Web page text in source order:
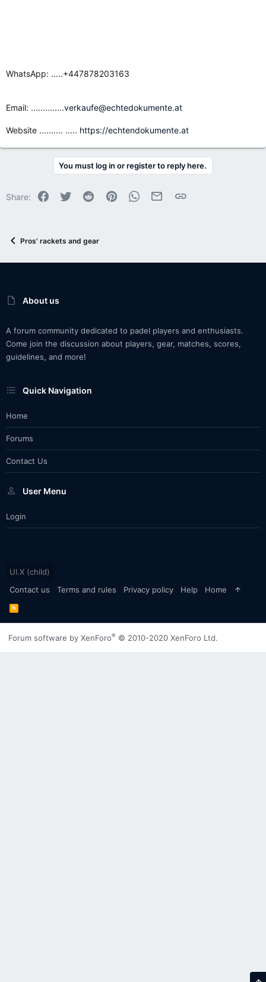
WhatsApp: .....+447878203163
Email: ..............verkaufe@echtedokumente.at
Website .......... ..... https://echtendokumente.at
You must log in or register to reply here.
Share: Facebook
Twitter Reddit PinterestWhatsApp
Email Link
Pros' rackets and gear
About us
A forum community dedicated to padel players and enthusiasts.
Come join the discussion about players, gear, matches, scores,
guidelines, and more!
Quick Navigation
Home
Forums
Contact Us
User Menu
Login
UI.X (child)
Contact us
Terms and rules Privacy policy Help Home
R
S
S
Forum software by XenForo® © 2010-2020 XenForo Ltd.